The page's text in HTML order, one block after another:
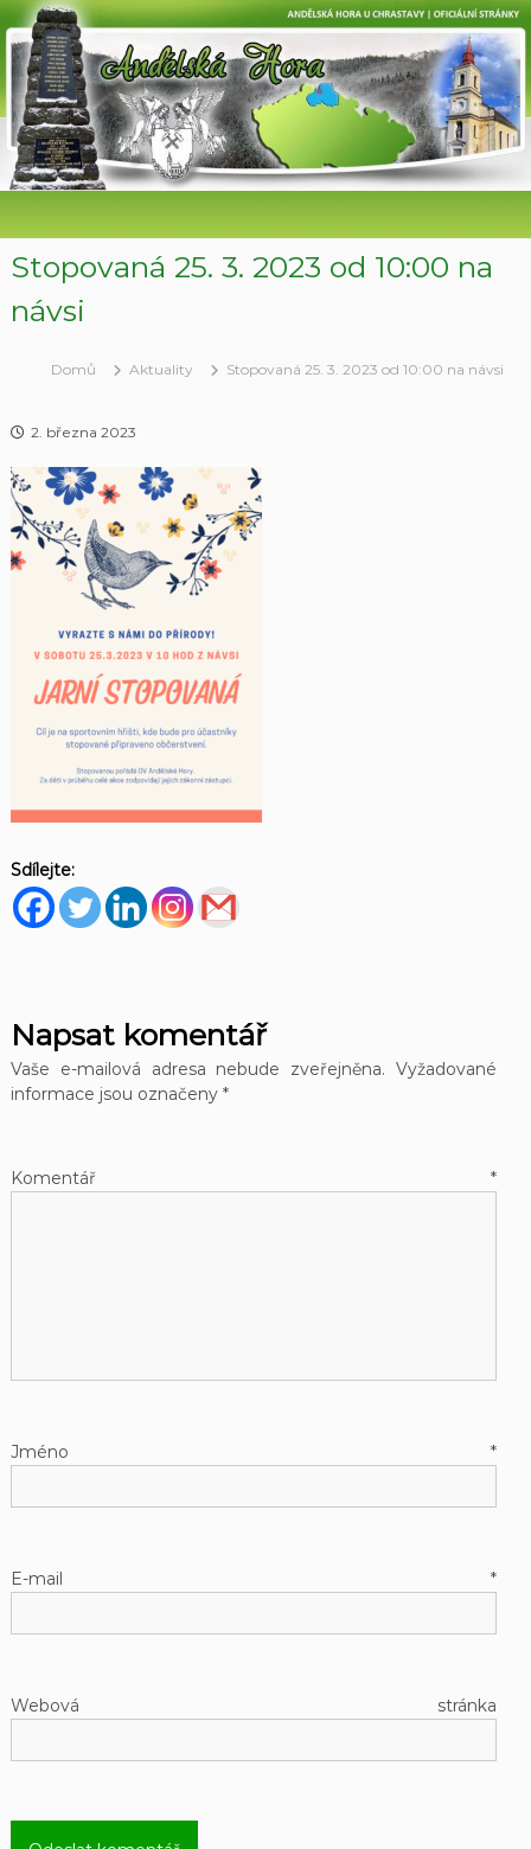
P
ř
k
n
Stopovaná 25. 3. 2023 od 10:00 na
návsi
Domů Aktuality Stopovaná 25. 3. 2023 od 10:00 na návsi
2. března 2023
Sdílejte:
Napsat komentář
Vaše e-mailová adresa nebude zveřejněna. Vyžadované
informace jsou označeny *
Komentář*
Jméno*
E-mail*
Webová stránka